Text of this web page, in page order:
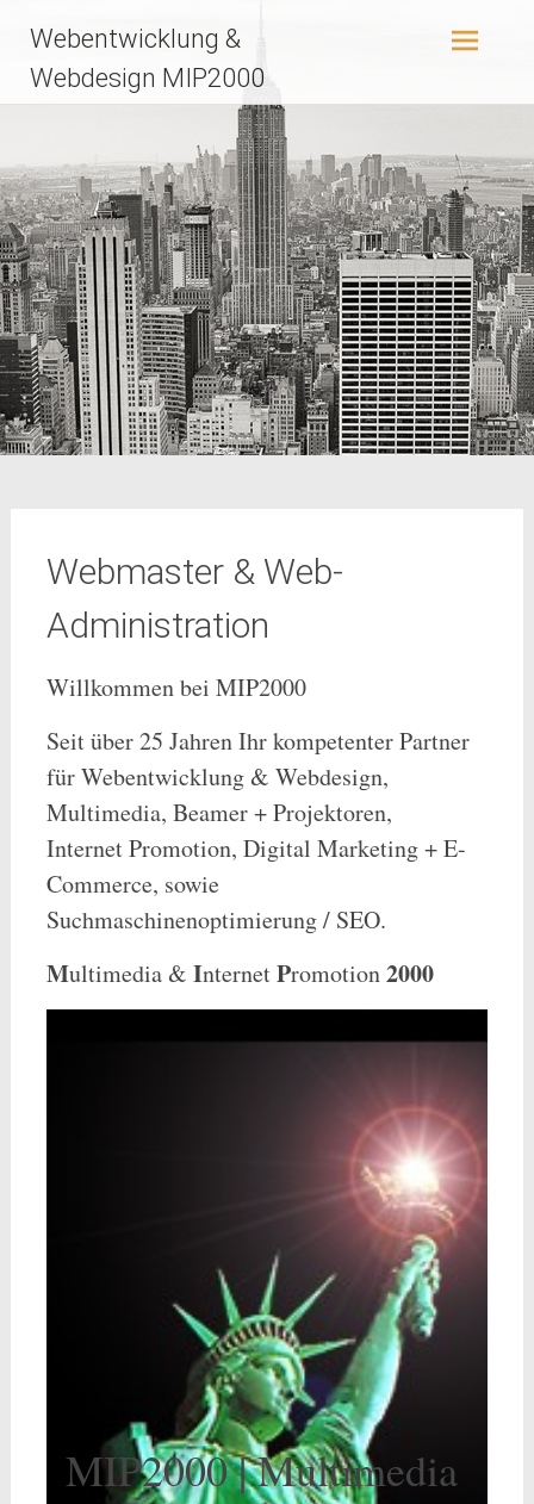
Inhalt
springen
Webentwicklung &
Webdesign MIP2000
Webmaster & Web-
Administration
Willkommen bei MIP2000
Seit über 25 Jahren Ihr kompetenter Partner
für Webentwicklung & Webdesign,
Multimedia, Beamer + Projektoren,
Internet Promotion, Digital Marketing + E-
Commerce, sowie
Suchmaschinenoptimierung / SEO.
Multimedia & InternetPromotion2000
MIP2000 | Multimedia